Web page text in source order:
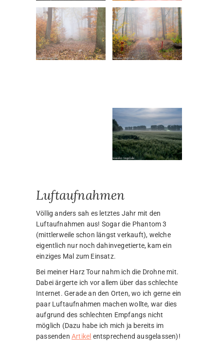
Luftaufnahmen
Völlig anders sah es letztes Jahr mit den
Luftaufnahmen aus! Sogar die Phantom 3
(mittlerweile schon längst verkauft), welche
eigentlich nur noch dahinvegetierte, kam ein
einziges Mal zum Einsatz.
Bei meiner Harz Tour nahm ich die Drohne mit.
Dabei ärgerte ich vor allem über das schlechte
Internet. Gerade an den Orten, wo ich gerne ein
paar Luftaufnahmen machen wollte, war dies
aufgrund des schlechten Empfangs nicht
möglich (Dazu habe ich mich ja bereits im
passenden Artikel entsprechend ausgelassen)!